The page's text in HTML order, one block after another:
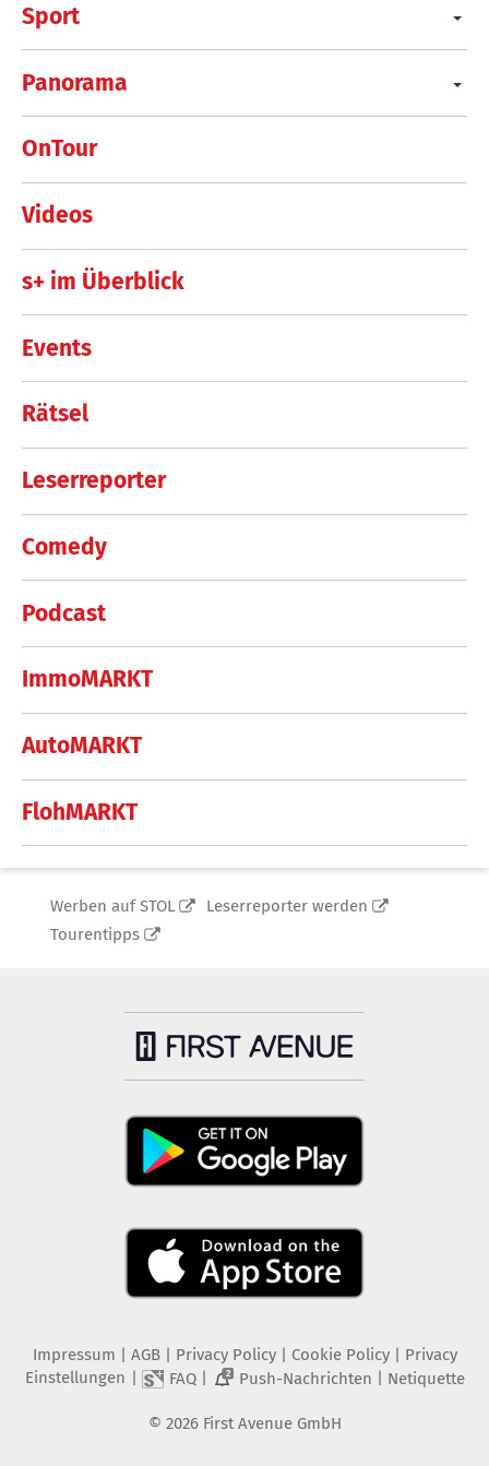
Sport
Panorama
OnTour
Videos
s+ im Überblick
Events
Rätsel
Leserreporter
Comedy
Podcast
ImmoMARKT
AutoMARKT
FlohMARKT
Werben auf STOL
Leserreporter werden
Tourentipps
Impressum AGB Privacy Policy| Cookie Policy| Privacy
Einstellungen
FAQ| 2 Push-Nachrichten Netiquette
© 2026 First Avenue GmbH